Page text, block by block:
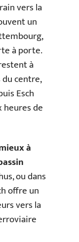
vers la
un
à porte.
à
centre,
Esch
heures de
à
ou dans
offre un
vers la